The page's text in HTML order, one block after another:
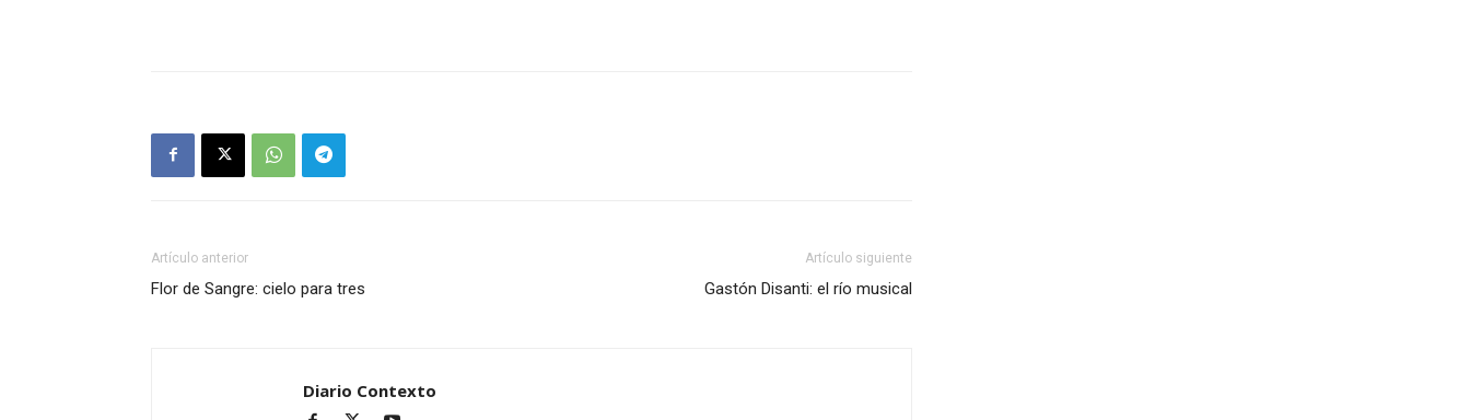
Artículo anterior
Flor de Sangre: cielo para tres
Artículo siguiente
Gastón Disanti: el río musical
Diario Contexto